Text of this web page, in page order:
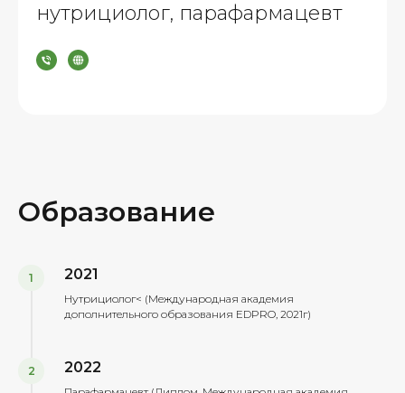
нутрициолог, парафармацевт
Образование
2021
Нутрициолог< (Международная академия
дополнительного образования EDPRO, 2021г)
2022